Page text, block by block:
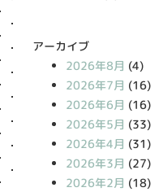
アーカイブ
2026年8月 (4)
2026年7月 (16)
2026年6月 (16)
2026年5月 (33)
2026年4月 (31)
2026年3月 (27)
2026年2月 (18)